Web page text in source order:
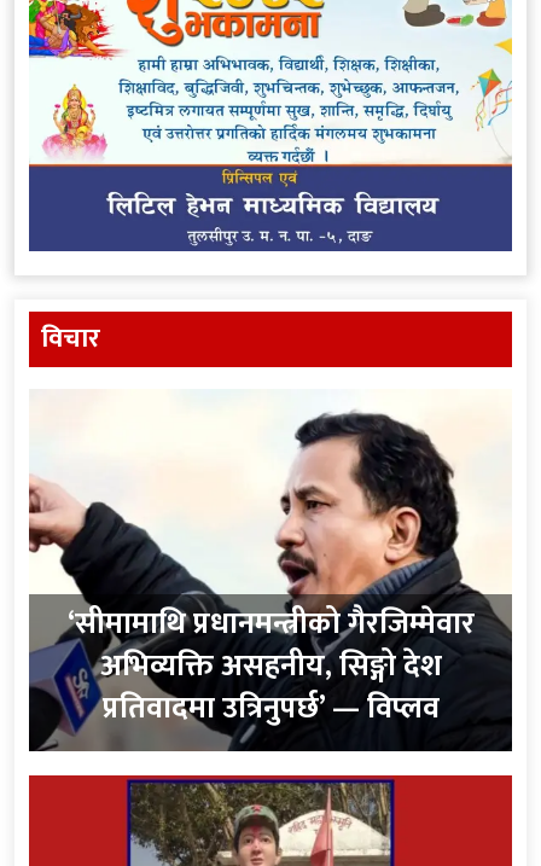
विचार
‘सीमामाथि प्रधानमन्त्रीको गैरजिम्मेवार
अभिव्यक्ति असहनीय, सिङ्गो देश
प्रतिवादमा उत्रिनुपर्छ’ — विप्लव